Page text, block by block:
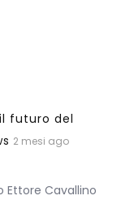
futuro del
2 mesi ago
Ettore Cavallino